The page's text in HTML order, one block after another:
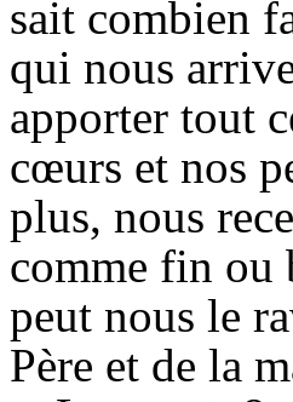
sait combien
qui nous
apporter tout
cœurs et nos
plus, nous
comme fin ou
peut nous le
Père et de la